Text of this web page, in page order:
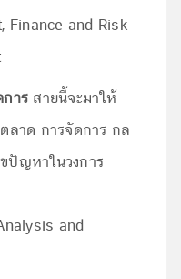
Finance and Risk
การ สายนี้จะมาให้
ลาด การจัดการ กล
ปัญหาในวงการ
and